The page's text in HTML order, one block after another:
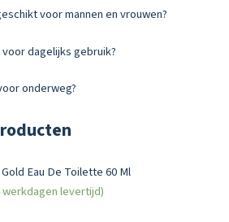
voor mannen en vrouwen?
dagelijks gebruik?
onderweg?
levertijd)